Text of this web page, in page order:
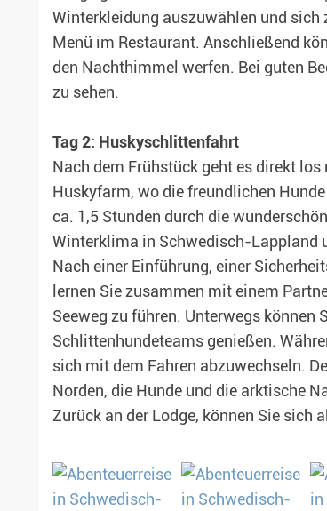
(nicht garantiert)
Winterkleidung auszuwählen und sich
Menü im Restaurant. Anschließend
den Nachthimmel werfen. Bei guten
zu sehen.
Tag 2: Huskyschlittenfahrt
Nach dem Frühstück geht es direkt
Huskyfarm, wo die freundlichen
ca. 1,5 Stunden durch die
Winterklima in Schwedisch-Lappland
Nach einer Einführung, einer
lernen Sie zusammen mit einem
Seeweg zu führen. Unterwegs können
Schlittenhundeteams genießen.
sich mit dem Fahren abzuwechseln.
Norden, die Hunde und die arktische
Zurück an der Lodge, können Sie sich